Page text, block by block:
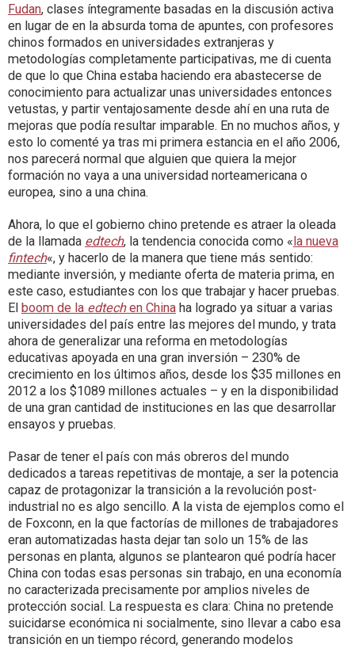
Fudan, clases íntegramente basadas en la discusión activa
en lugar de en la absurda toma de apuntes, con profesores
chinos formados en universidades extranjeras y
metodologías completamente participativas, me di cuenta
de que lo que China estaba haciendo era abastecerse de
conocimiento para actualizar unas universidades entonces
vetustas, y partir ventajosamente desde ahí en una ruta de
mejoras que podía resultar imparable. En no muchos años, y
esto lo comenté ya tras mi primera estancia en el año 2006,
nos parecerá normal que alguien que quiera la mejor
formación no vaya a una universidad norteamericana o
europea, sino a una china.
Ahora, lo que el gobierno chino pretende es atraer la oleada
de la llamada edtech, la tendencia conocida como «la nueva
fintech«, y hacerlo de la manera que tiene más sentido:
mediante inversión, y mediante oferta de materia prima, en
este caso, estudiantes con los que trabajar y hacer pruebas.
El boom de la edtechen China ha logrado ya situar a varias
universidades del país entre las mejores del mundo, y trata
ahora de generalizar una reforma en metodologías
educativas apoyada en una gran inversión – 230% de
crecimiento en los últimos años, desde los $35 millones en
2012 a los $1089 millones actuales – y en la disponibilidad
de una gran cantidad de instituciones en las que desarrollar
ensayos y pruebas.
Pasar de tener el país con más obreros del mundo
dedicados a tareas repetitivas de montaje, a ser la potencia
capaz de protagonizar la transición a la revolución post-
industrial no es algo sencillo. A la vista de ejemplos como el
de Foxconn, en la que factorías de millones de trabajadores
eran automatizadas hasta dejar tan solo un 15% de las
personas en planta, algunos se plantearon qué podría hacer
China con todas esas personas sin trabajo, en una economía
no caracterizada precisamente por amplios niveles de
protección social. La respuesta es clara: China no pretende
suicidarse económica ni socialmente, sino llevar a cabo esa
transición en un tiempo récord, generando modelos